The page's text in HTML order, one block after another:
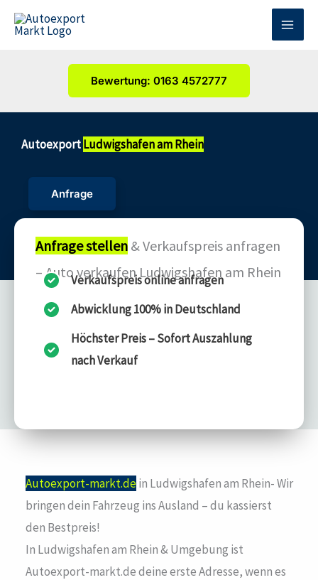
Zum
Inhalt
Bewertung: 0163 4572777
AutoexportLudwigshafen am Rhein
Anfrage
Anfrage stellen & Verkaufspreis anfragen
– Auto verkaufen Ludwigshafen am Rhein
Verkaufspreis online anfragen
Abwicklung 100% in Deutschland
Höchster Preis – Sofort Auszahlung
nach Verkauf
Autoexport-markt.de in Ludwigshafen am Rhein- Wir
bringen dein Fahrzeug ins Ausland – du kassierst
den Bestpreis!
In Ludwigshafen am Rhein & Umgebung ist
Autoexport-markt.de deine erste Adresse, wenn es